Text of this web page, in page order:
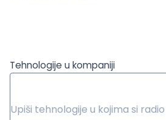
Tehnologije u kompaniji
Upiši tehnologije u kojima si radio